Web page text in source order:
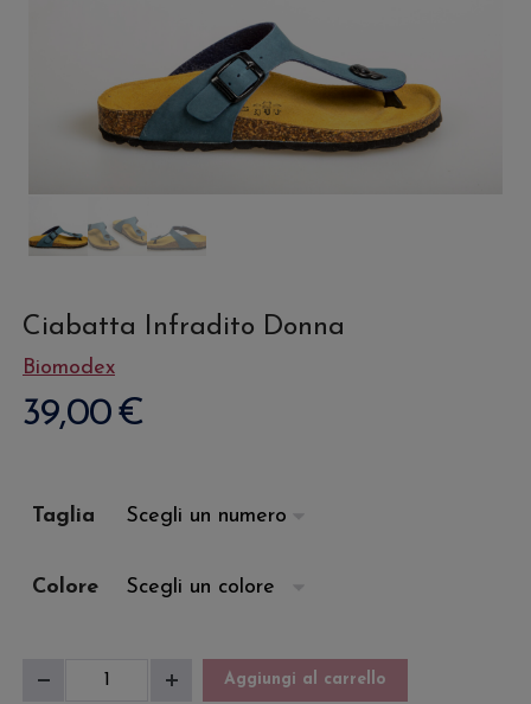
Ciabatta Infradito Donna
Biomodex
39,00€
Taglia
Colore
Ciabatta
Aumenta
Aggiungi al carrello